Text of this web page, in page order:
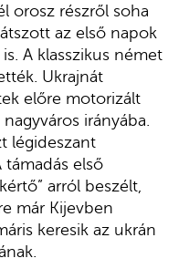
orosz részről soha
az első napok
A klasszikus német
Ukrajnát
előre motorizált
irányába.
légideszant
első
arról beszélt,
már Kijevben
keresik az ukrán